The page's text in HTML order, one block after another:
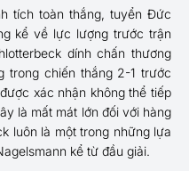
tích toàn thắng, tuyển Đức
kể về lực lượng trước trận
dính chấn thương
trong chiến thắng 2-1 trước
xác nhận không thể tiếp
là mất mát lớn đối với hàng
luôn là một trong những lựa
kể từ đầu giải.